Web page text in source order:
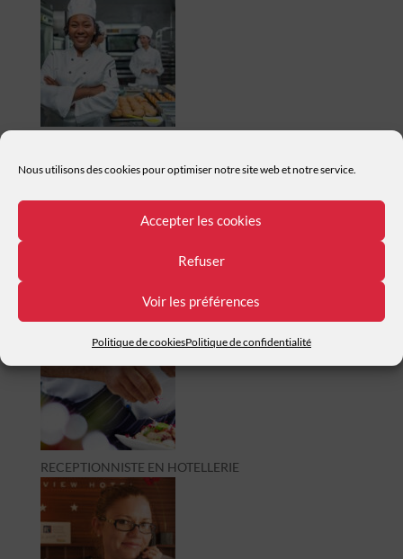
Nous utilisons des cookies pour optimiser notre site web et notre service.
Accepter les cookies
Refuser
Voir les préférences
Politique de cookiesPolitique de confidentialité
RECEPTIONNISTE EN HOTELLERIE